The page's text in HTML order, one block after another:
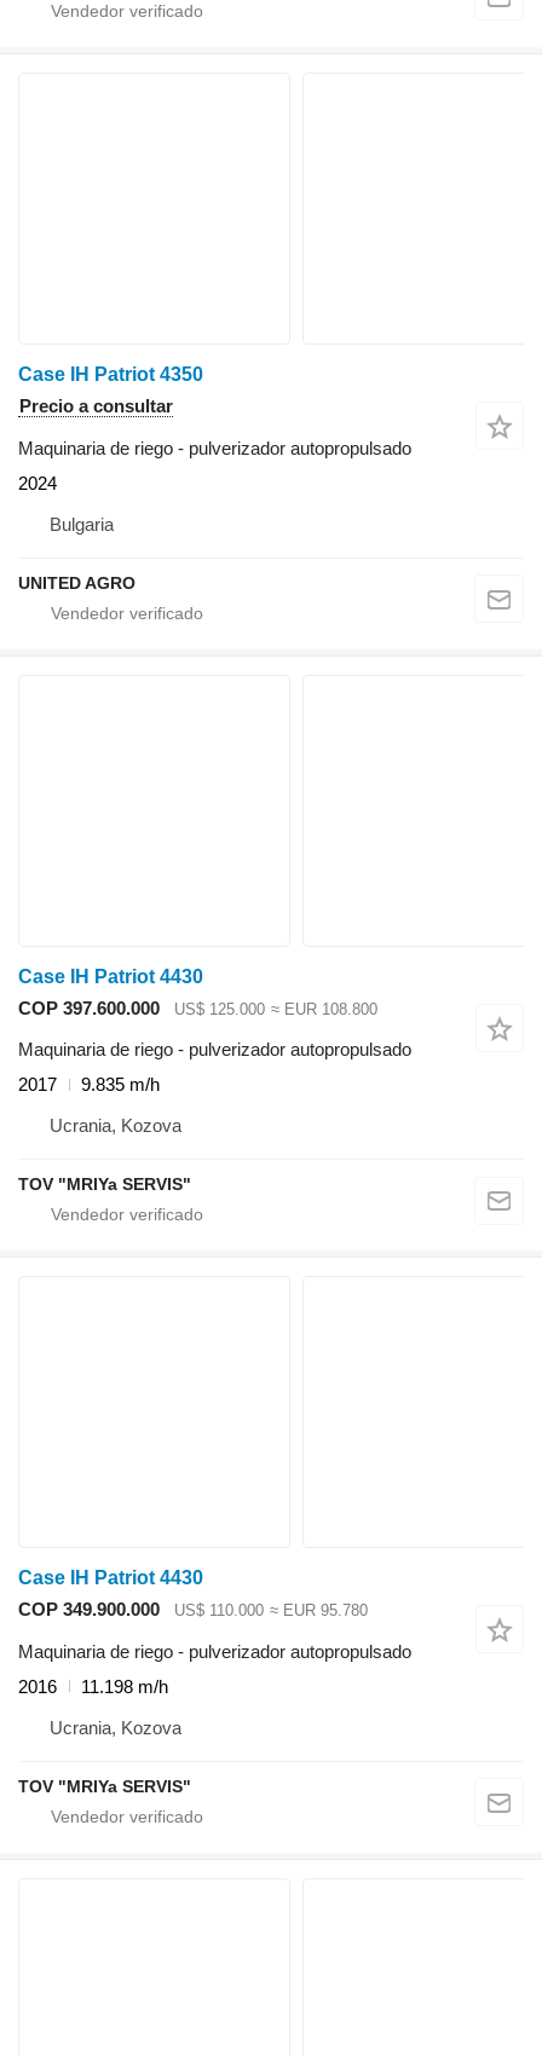
Case IH Patriot 4350
Precio a consultar
Maquinaria de riego - pulverizador autopropulsado
2024
Bulgaria
UNITED AGRO
Case IH Patriot 4430
COP 397.600.000
US$ 125.000 ≈ EUR 108.800
Maquinaria de riego - pulverizador autopropulsado
2017
9.835 m/h
Ucrania, Kozova
TOV "MRIYa SERVIS"
Case IH Patriot 4430
COP 349.900.000
US$ 110.000 ≈ EUR 95.780
Maquinaria de riego - pulverizador autopropulsado
2016
11.198 m/h
Ucrania, Kozova
TOV "MRIYa SERVIS"